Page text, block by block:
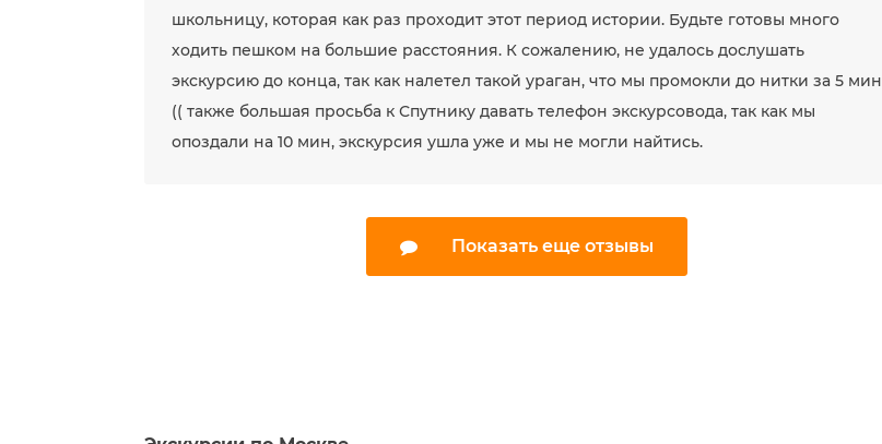
школьницу, которая как раз проходит этот период истории. Будьте готовы много
ходить пешком на большие расстояния. К сожалению, не удалось дослушать
экскурсию до конца, так как налетел такой ураган, что мы промокли до нитки за 5 мин
(( также большая просьба к Спутнику давать телефон экскурсовода, так как мы
опоздали на 10 мин, экскурсия ушла уже и мы не могли найтись.
Показать еще отзывы